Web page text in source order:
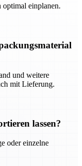
einplanen.
und weitere
mit Lieferung.
lassen?
oder einzelne